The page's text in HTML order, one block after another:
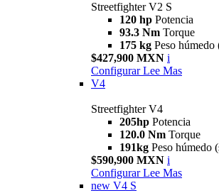
Streetfighter V2 S
120 hp Potencia
93.3 Nm Torque
175 kg Peso
$427,900 MXN i
Configurar Lee Mas
V4
Streetfighter V4
205hp Potencia
120.0 Nm Torque
191kg Peso húmedo
$590,900 MXN i
Configurar Lee Mas
new V4 S